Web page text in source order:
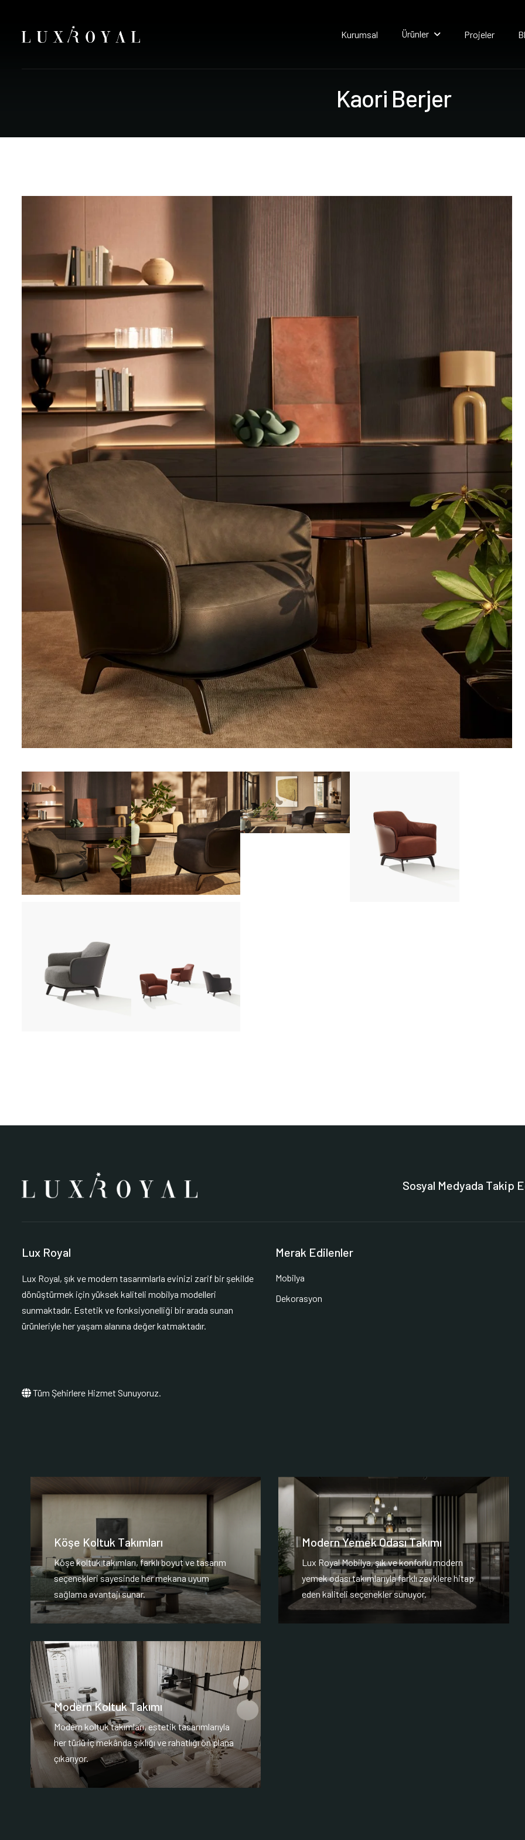
Kurumsal Ürünler Projeler
Kaori Berjer
Sosyal Medyada Takip
Lux Royal
Lux Royal, şık ve modern tasarımlarla evinizi zarif bir şekilde
dönüştürmek için yüksek kaliteli mobilya modelleri
sunmaktadır. Estetik ve fonksiyonelliği bir arada sunan
ürünleriyle her yaşam alanına değer katmaktadır.
Tüm Şehirlere Hizmet Sunuyoruz.
Merak Edilenler
Mobilya
Dekorasyon
Köşe Koltuk Takımları
Köşe koltuk takımları, farklı boyut ve tasarım
seçenekleri sayesinde her mekana uyum
sağlama avantajı sunar.
Modern Yemek Odası Takımı
Lux Royal Mobilya, şık ve konforlu modern
yemek odası takımlarıyla farklı zevklere hitap
eden kaliteli seçenekler sunuyor.
Modern Koltuk Takımı
Modern koltuk takımları, estetik tasarımlarıyla
her türlü iç mekânda şıklığı ve rahatlığı ön plana
çıkarıyor.